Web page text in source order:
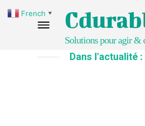
Solutions pour agir &
Dans l'actualité :
French ▼